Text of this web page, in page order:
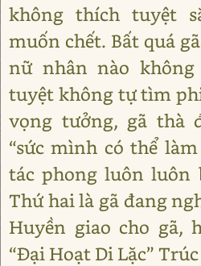
không thích tuyệt
muốn chết. Bất quá
nữ nhân nào
tuyệt không tự tìm
vọng tưởng, gã thà
“sức mình có thể
tác phong luôn luôn
Thứ hai là gã đang
Huyền giao cho gã,
“Đại Hoạt Di Lặc”